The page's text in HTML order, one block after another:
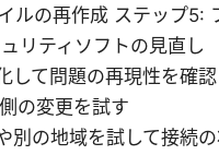
ルの再作成 ステップ5:
リティソフトの見直し
して問題の再現性を確
の変更を試す
別の地域を試して接続